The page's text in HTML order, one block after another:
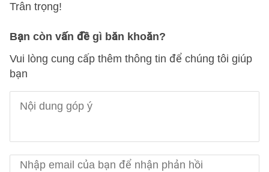
Trân trọng!
Bạn còn vấn đề gì băn khoăn?
Vui lòng cung cấp thêm thông tin để chúng tôi giúp
bạn